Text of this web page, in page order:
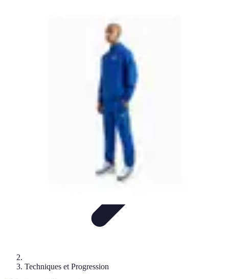
TendancesÉquipement et Terrain
Techniques et Progression